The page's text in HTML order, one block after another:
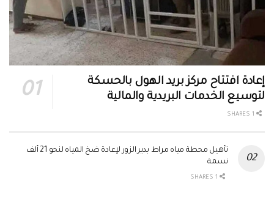
إعادة افتتاح مركز بريد الهول بالحسكة
لتوسيع الخدمات البريدية والمالية
تأهيل محطة مياه مراط بدير الزور لإعادة ضخ المياه لنحو 21 ألف
نسمة